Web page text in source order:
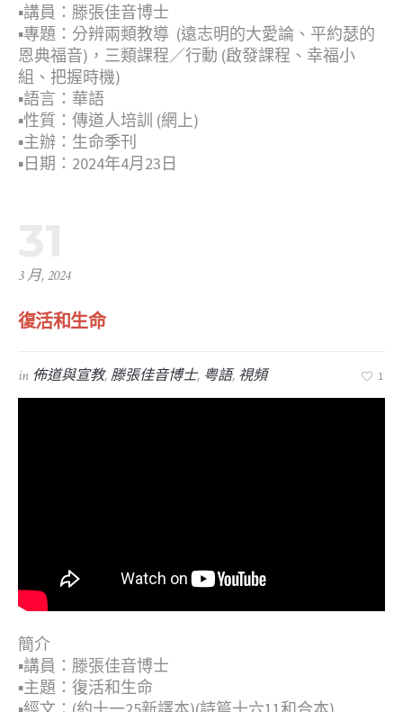
▪︎講員：滕張佳音博士
▪︎專題：分辨兩​類教導 ​ (遠志明的大愛論​、平約瑟的
恩典福音)，三​類課程​／行​動​ ​(啟發課程​、幸福小
組、把握時機​)
▪︎語言：華語
▪︎性質：傳道人培訓 (網上)
▪︎主辦：生命季刊
▪︎日期：2024年4月23日
3 月, 2024
復活和生命
in 佈道與宣教,滕張佳音博士, 粤語, 視頻 1
簡介
▪︎講員：滕張佳音博士
▪︎主題：復活和生命